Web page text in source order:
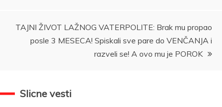
TAJNI ŽIVOT LAŽNOG VATERPOLITE: Brak mu propao
posle 3 MESECA! Spiskali sve pare do VENČANJA i
razveli se! A ovo mu je POROK
Slicne vesti